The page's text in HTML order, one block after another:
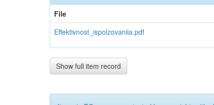
File
Effektivnost_ispolzovaniia.pdf
Show full item record